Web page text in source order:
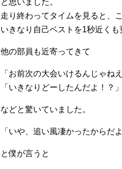
と思いました。
走り終わってタイムを見ると、
いきなり自己ベストを1秒近くも
他の部員も近寄ってきて
「お前次の大会いけるんじゃね
「いきなりどーしたんだよ！？」
などと驚いていました。
「いや、追い風凄かったからだ
と僕が言うと